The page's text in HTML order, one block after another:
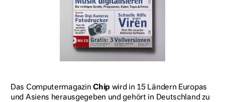
Das ComputermagazinChip wird in 15 Ländern Europas
und Asiens herausgegeben und gehört in Deutschland zu